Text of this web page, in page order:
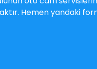
Hemen yandaki